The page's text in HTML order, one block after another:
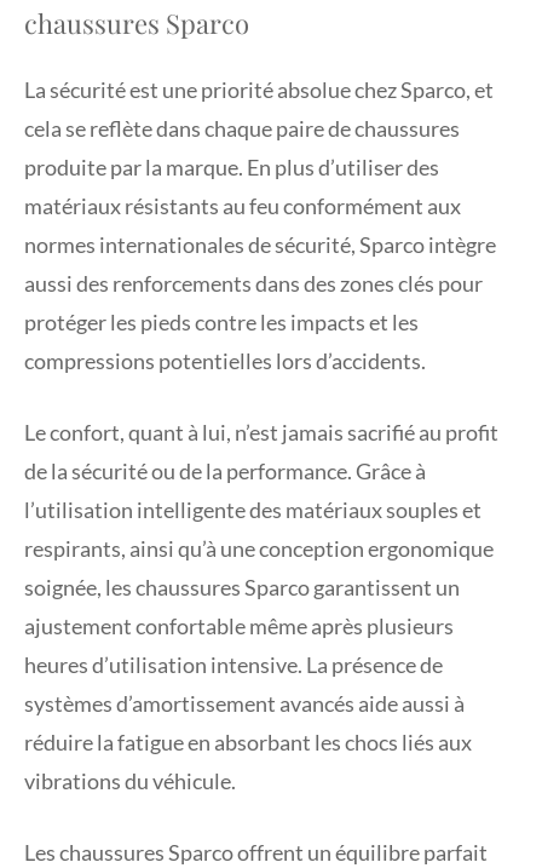
chaussures Sparco
La sécurité est une priorité absolue chez Sparco, et
cela se reflète dans chaque paire de chaussures
produite par la marque. En plus d’utiliser des
matériaux résistants au feu conformément aux
normes internationales de sécurité, Sparco intègre
aussi des renforcements dans des zones clés pour
protéger les pieds contre les impacts et les
compressions potentielles lors d’accidents.
Le confort, quant à lui, n’est jamais sacrifié au profit
de la sécurité ou de la performance. Grâce à
l’utilisation intelligente des matériaux souples et
respirants, ainsi qu’à une conception ergonomique
soignée, les chaussures Sparco garantissent un
ajustement confortable même après plusieurs
heures d’utilisation intensive. La présence de
systèmes d’amortissement avancés aide aussi à
réduire la fatigue en absorbant les chocs liés aux
vibrations du véhicule.
Les chaussures Sparco offrent un équilibre parfait